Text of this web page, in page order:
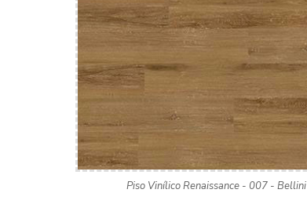
Piso Vinílico Renaissance - 007 - Bellini